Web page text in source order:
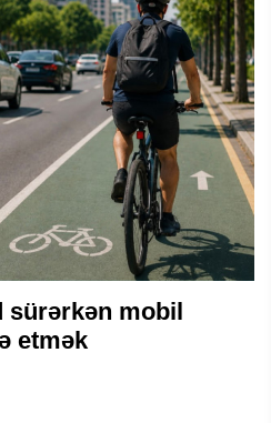
sürərkən mobil
etmək